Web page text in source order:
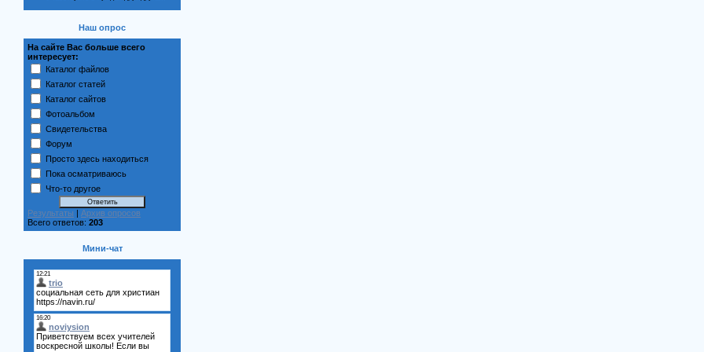
Наш опрос
На сайте Вас больше всего
интересует:
Каталог файлов
Каталог статей
Каталог сайтов
Фотоальбом
Свидетельства
Форум
Просто здесь находиться
Пока осматриваюсь
Что-то другое
Результаты | Архив опросов
Всего ответов: 203
Мини-чат